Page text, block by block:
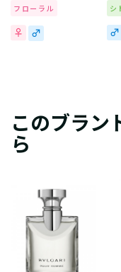
フローラル シ
このブラン
ら